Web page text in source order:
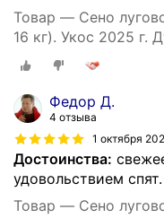
Товар — Сено
16 кг). Укос 2025 г.
Натуральный корм
Федор Д.
4 отзыва
1 октября
Достоинства:
удовольствием спят.
Товар — Сено